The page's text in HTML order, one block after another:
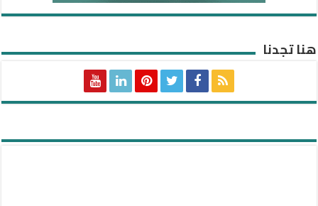
هنا تجدنا